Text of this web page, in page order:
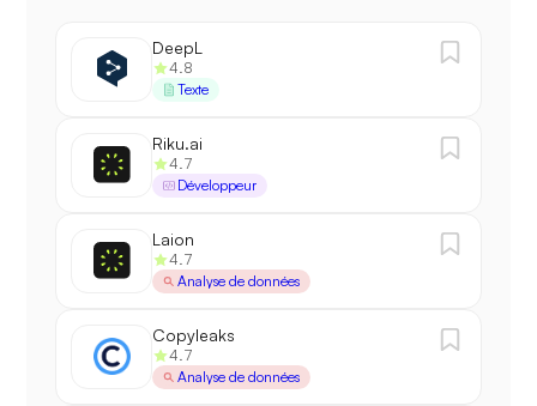
DeepL
4.8
Texte
Riku.ai
4.7
Développeur
Laion
4.7
Analyse de données
Copyleaks
4.7
Analyse de données